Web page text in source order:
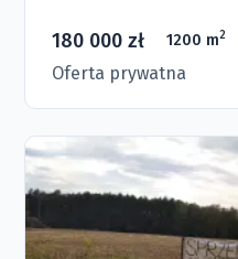
180 000 zł 1200 m2
Oferta prywatna